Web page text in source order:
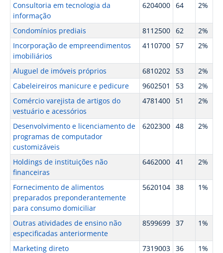
Consultoria em tecnologia da
informação
6204000 64 2%
Condomínios prediais 8112500 62
2%
Incorporação de empreendimentos
imobiliários
4110700 57 2%
Aluguel de imóveis próprios 6810202 53
2%
Cabeleireiros manicure e pedicure
9602501 53
2%
Comércio varejista de artigos do
vestuário e acessórios
4781400 51 2%
Desenvolvimento e licenciamento de
programas de computador
customizáveis
6202300 48 2%
Holdings de instituições não
financeiras
6462000 41 2%
Fornecimento de alimentos
preparados preponderantemente
para consumo domiciliar
5620104 38 1%
Outras atividades de ensino não
especificadas anteriormente
8599699 37 1%
Marketing direto 7319003 36 1%